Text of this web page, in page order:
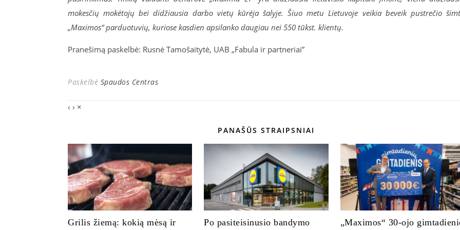
mokesčių mokėtojų bei didžiausia darbo vietų kūrėja šalyje. Šiuo metu Lietuvoje veikia beveik pustrečio
„Maximos“ parduotuvių, kuriose kasdien apsilanko daugiau nei 550 tūkst. klientų.
Pranešimą paskelbė: Rusnė Tamošaitytė, UAB „Fabula ir partneriai”
Paskelbė Spaudos Centras
‹ › ×
PANAŠŪS STRAIPSNIAI
Grilis žiemą: kokią mėsą ir Po pasiteisinusio bandymo „Maximos“ 30-ojo